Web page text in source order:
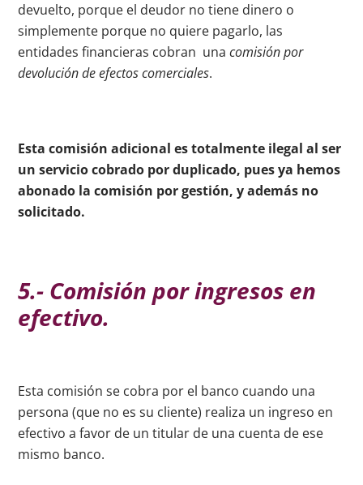
devuelto, porque el deudor no tiene dinero o
simplemente porque no quiere pagarlo, las
entidades financieras cobran unacomisión por
devolución de efectos comerciales.
Esta comisión adicional es totalmente ilegal al ser
un servicio cobrado por duplicado, pues ya hemos
abonado la comisión por gestión, y además no
solicitado.
5.- Comisión por ingresos en
efectivo.
Esta comisión se cobra por el banco cuando una
persona (que no es su cliente) realiza un ingreso en
efectivo a favor de un titular de una cuenta de ese
mismo banco.